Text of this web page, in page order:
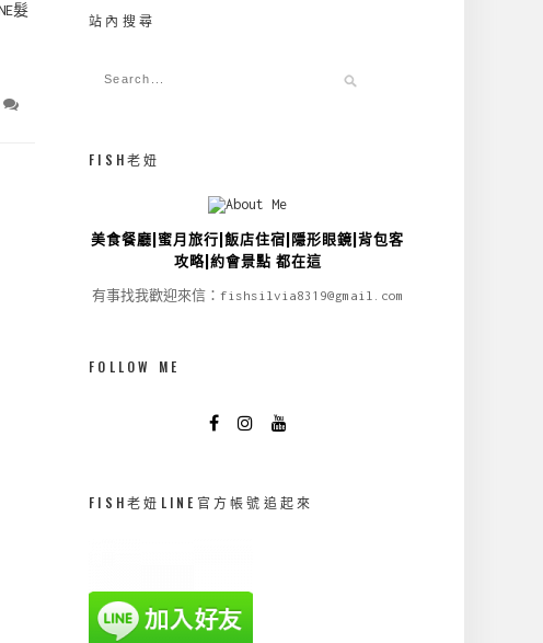
髮
站內搜尋
FISH老妞
美食餐廳|蜜月旅行|飯店住宿|隱形眼鏡|背包客
攻略|約會景點 都在這
有事找我歡迎來信：fishsilvia8319@gmail.com
FOLLOW ME
FISH老妞LINE官方帳號追起來